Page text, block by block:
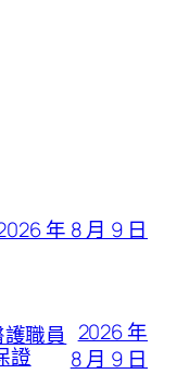
年 8 月 9 日
職員
證
2026 年
8 月 9 日